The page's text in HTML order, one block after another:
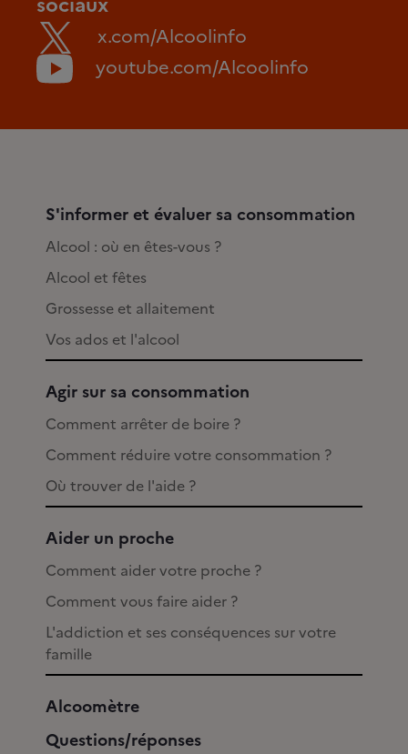
x.com/Alcoolinfo
youtube.com/Alcoolinfo
S'informer et évaluer sa consommation
Alcool : où en êtes-vous ?
Alcool et fêtes
Grossesse et allaitement
Vos ados et l'alcool
Agir sur sa consommation
Comment arrêter de boire ?
Comment réduire votre consommation ?
Où trouver de l'aide ?
Aider un proche
Comment aider votre proche ?
Comment vous faire aider ?
L'addiction et ses conséquences sur votre
famille
Alcoomètre
Questions/réponses